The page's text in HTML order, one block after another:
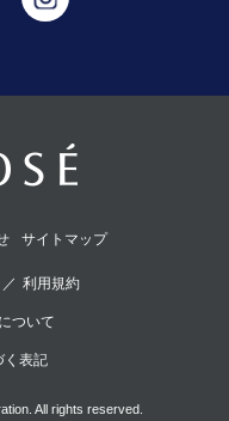
サイトマップ
利用規約
ついて
く表記
All rights reserved.